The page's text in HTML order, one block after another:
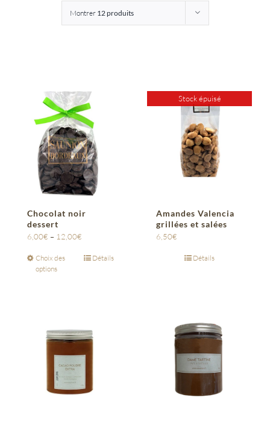
Montrer 12 produits
Chocolat noir
dessert
6,00€ – 12,00€
Choix des
options
Détails
Stock épuisé
Amandes Valencia
grillées et salées
6,50€
Détails